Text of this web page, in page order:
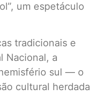
um espetáculo
tradicionais e
Nacional, a
sul — o
cultural herdada